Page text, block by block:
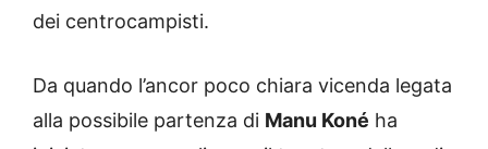
dei centrocampisti.
Da quando l’ancor poco chiara vicenda legata
alla possibile partenza di Manu Koné ha